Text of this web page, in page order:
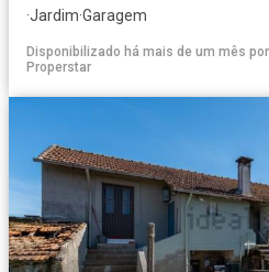
·Jardim·Garagem
Disponibilizado há mais de um mês por
Properstar